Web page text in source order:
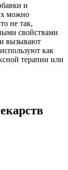
и
можно
не так,
свойствами
вызывают
как
терапии или